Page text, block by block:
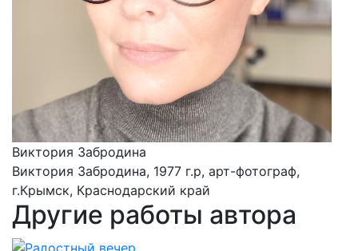
Виктория Забродина
Виктория Забродина, 1977 г.р, арт-фотограф,
г.Крымск, Краснодарский край
Другие работы автора